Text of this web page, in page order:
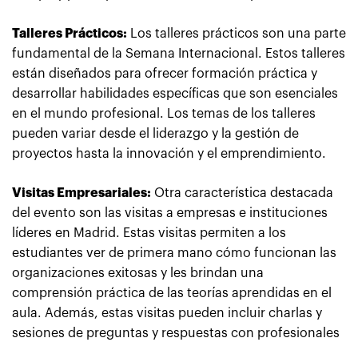
Talleres Prácticos: Los talleres prácticos son una parte
fundamental de la Semana Internacional. Estos talleres
están diseñados para ofrecer formación práctica y
desarrollar habilidades específicas que son esenciales
en el mundo profesional. Los temas de los talleres
pueden variar desde el liderazgo y la gestión de
proyectos hasta la innovación y el emprendimiento.
Visitas Empresariales: Otra característica destacada
del evento son las visitas a empresas e instituciones
líderes en Madrid. Estas visitas permiten a los
estudiantes ver de primera mano cómo funcionan las
organizaciones exitosas y les brindan una
comprensión práctica de las teorías aprendidas en el
aula. Además, estas visitas pueden incluir charlas y
sesiones de preguntas y respuestas con profesionales